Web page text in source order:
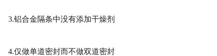
3.铝合金隔条中没有添加干燥剂
4.仅做单道密封而不做双道密封